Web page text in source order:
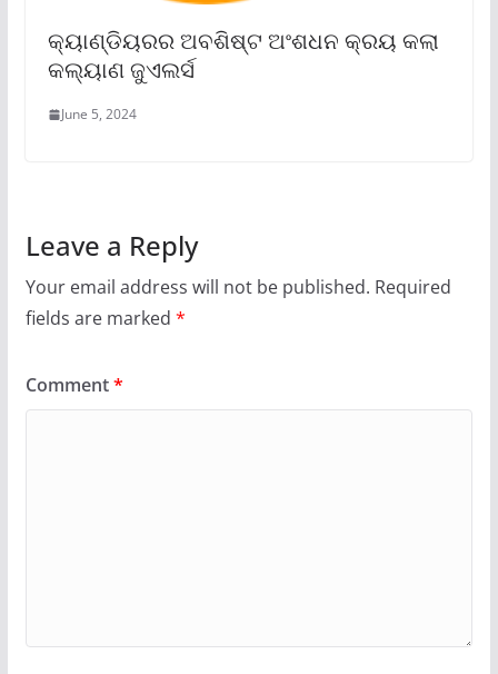
କ୍ୟାଣ୍ଡିୟରର ଅବଶିଷ୍ଟ ଅଂଶଧନ କ୍ରୟ କଲା
କଲ୍ୟାଣ ଜୁଏଲର୍ସ
June 5, 2024
Leave a Reply
Your email address will not be published. Required
fields are marked *
Comment*